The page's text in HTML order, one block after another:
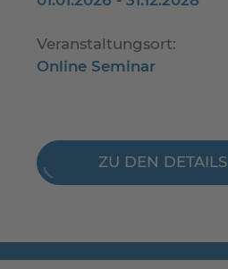
Veranstaltungsort:
Online Seminar
ZU DEN DETAILS